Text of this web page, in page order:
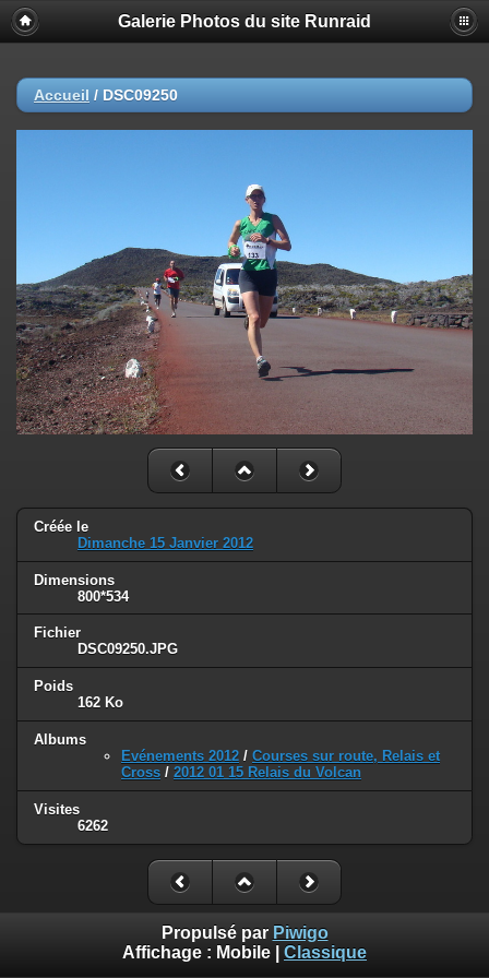
Galerie Photos du site Runraid
Accueil / DSC09250
Créée le
Dimanche 15 Janvier 2012
Dimensions
800*534
Fichier
DSC09250.JPG
Poids
162 Ko
Albums
Evénements 2012 / Courses sur route, Relais et
Cross / 2012 01 15 Relais du Volcan
Visites
6262
Propulsé par Piwigo
Affichage : Mobile Classique